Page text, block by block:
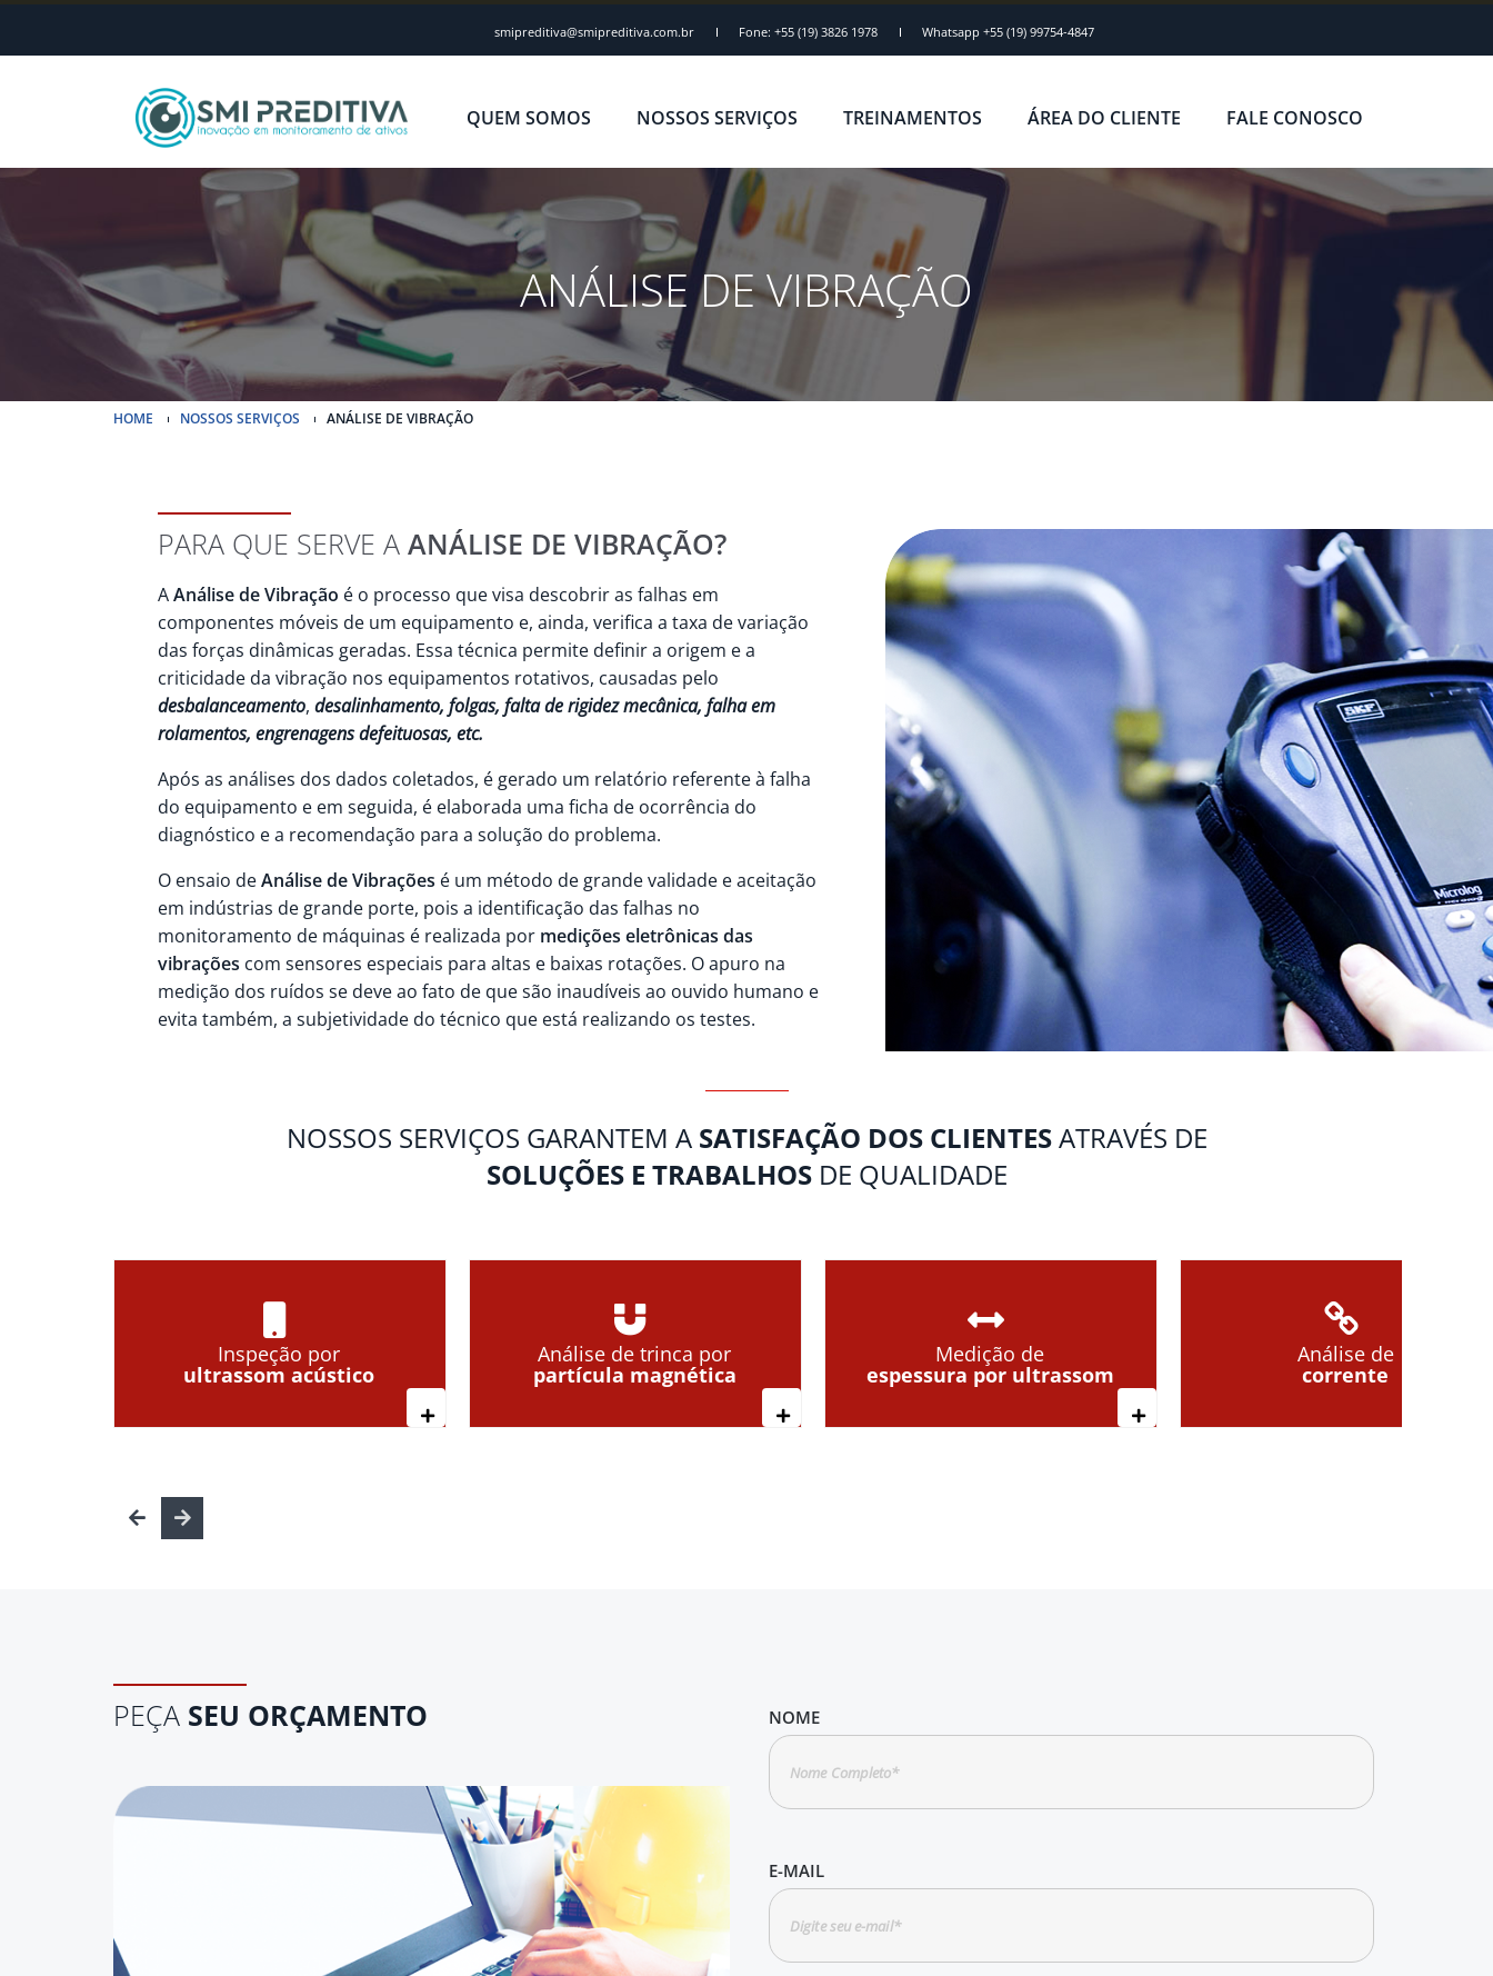
smipreditiva@smipreditiva.com.br Fone: +55 (19) 3826 1978 Whatsapp +55 (19) 99754-4847
QUEM SOMOS NOSSOS SERVIÇOS TREINAMENTOS ÁREA DO CLIENTE FALE CONOSCO
ANÁLISE DE VIBRAÇÃO
HOME NOSSOS SERVIÇOS ANÁLISE DE VIBRAÇÃO
PARA QUE SERVE AANÁLISE DE VIBRAÇÃO?
AAnálise de Vibração é o processo que visa descobrir as falhas em
componentes móveis de um equipamento e, ainda, verifica a taxa de variação
das forças dinâmicas geradas. Essa técnica permite definir a origem e a
criticidade da vibração nos equipamentos rotativos, causadas pelo
desbalanceamento,desalinhamento, folgas, falta de rigidez mecânica, falha em
rolamentos, engrenagens defeituosas, etc.
Após as análises dos dados coletados, é gerado um relatório referente à falha
do equipamento e em seguida, é elaborada uma ficha de ocorrência do
diagnóstico e a recomendação para a solução do problema.
O ensaio deAnálise de Vibrações é um método de grande validade e aceitação
em indústrias de grande porte, pois a identificação das falhas no
monitoramento de máquinas é realizada por medições eletrônicas das
vibrações com sensores especiais para altas e baixas rotações. O apuro na
medição dos ruídos se deve ao fato de que são inaudíveis ao ouvido humano e
evita também, a subjetividade do técnico que está realizando os testes.
NOSSOS SERVIÇOS GARANTEM A SATISFAÇÃO DOS CLIENTESATRAVÉS DE
SOLUÇÕES E TRABALHOSDE QUALIDADE
Inspeção por
ultrassom acústico
Leia mais
Análise de trinca por
partícula magnética
Leia mais
Medição de
espessura por ultrassom
Leia mais
Análise de
corrente
PEÇA SEU ORÇAMENTO NOME
E-MAIL